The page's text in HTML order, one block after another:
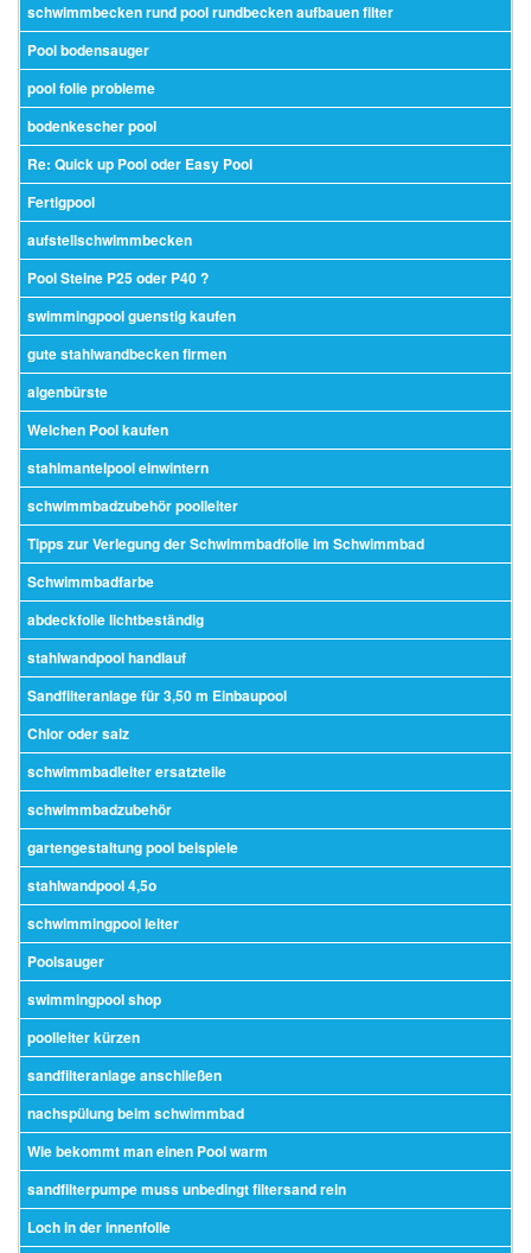
schwimmbecken rund pool rundbecken aufbauen filter
Pool bodensauger
pool folie probleme
bodenkescher pool
Re: Quick up Pool oder Easy Pool
Fertigpool
aufstellschwimmbecken
Pool Steine P25 oder P40 ?
swimmingpool guenstig kaufen
gute stahlwandbecken firmen
algenbürste
Welchen Pool kaufen
stahlmantelpool einwintern
schwimmbadzubehör poolleiter
Tipps zur Verlegung der Schwimmbadfolie im Schwimmbad
Schwimmbadfarbe
abdeckfolie lichtbeständig
stahlwandpool handlauf
Sandfilteranlage für 3,50 m Einbaupool
Chlor oder salz
schwimmbadleiter ersatzteile
schwimmbadzubehör
gartengestaltung pool beispiele
stahlwandpool 4,5o
schwimmingpool leiter
Poolsauger
swimmingpool shop
poolleiter kürzen
sandfilteranlage anschließen
nachspülung beim schwimmbad
Wie bekommt man einen Pool warm
sandfilterpumpe muss unbedingt filtersand rein
Loch in der innenfolie